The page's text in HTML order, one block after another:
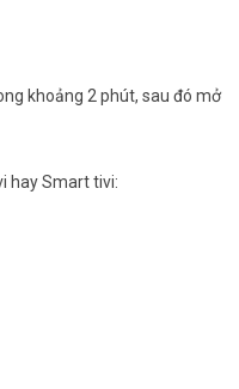
khoảng 2 phút, sau đó mở
hay Smart tivi: